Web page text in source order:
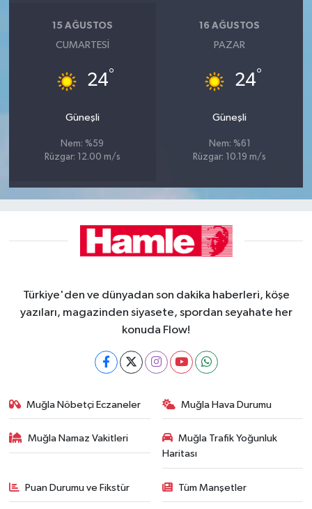
15 AĞUSTOS
CUMARTESI
24°
Güneşli
Nem: %59
Rüzgar: 12.00 m/s
16 AĞUSTOS
PAZAR
24°
Güneşli
Nem: %61
Rüzgar: 10.19 m/s
Türkiye'den ve dünyadan son dakika haberleri, köşe
yazıları, magazinden siyasete, spordan seyahate her
konuda Flow!
Muğla Nöbetçi Eczaneler Muğla Hava Durumu
Muğla Namaz Vakitleri
Muğla Trafik Yoğunluk
Haritası
Puan Durumu ve Fikstür Tüm Manşetler